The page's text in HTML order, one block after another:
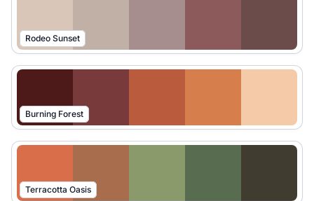
Rodeo Sunset
Burning Forest
Terracotta Oasis